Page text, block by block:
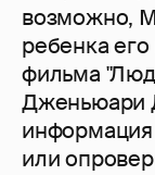
возможно,
ребенка
фильма
Дженьюари
или